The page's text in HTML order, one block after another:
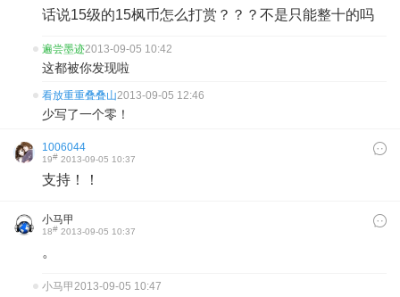
话说15级的15枫币怎么打赏？？？不是只能整十的吗
遍尝墨迹2013-09-05 10:42
这都被你发现啦
看放重重叠叠山2013-09-05 12:46
少写了一个零！
1006044
19# 2013-09-05 10:37
支持！！​
小马甲
18# 2013-09-05 10:37
。
小马甲2013-09-05 10:47